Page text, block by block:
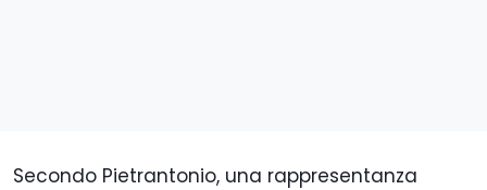
Secondo Pietrantonio, una rappresentanza